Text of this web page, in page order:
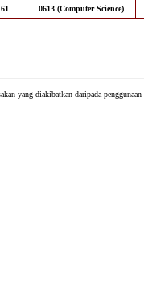
61 0613 (Computer Science)
yang diakibatkan daripada